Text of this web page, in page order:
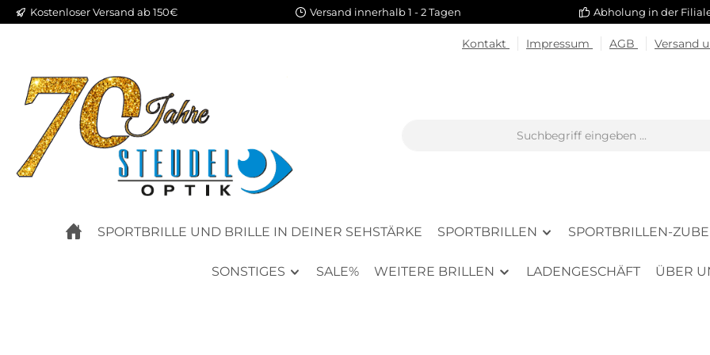
Hauptinhalt springen
Zur Suche springen
Zur Hauptnavigation springen
Kostenloser Versand ab 150€ Versand innerhalb 1 - 2 Tagen Abholung in der
Kontakt Impressum AGB Versand
SPORTBRILLE UND BRILLE IN DEINER SEHSTÄRKE SPORTBRILLEN SPORTBRILLEN-
SONSTIGES SALE% WEITERE BRILLEN LADENGESCHÄFT ÜBER